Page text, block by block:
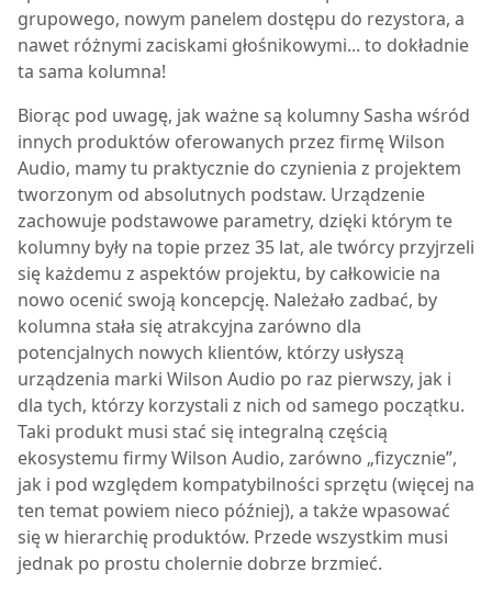
grupowego, nowym panelem dostępu do rezystora, a
nawet różnymi zaciskami głośnikowymi... to dokładnie
ta sama kolumna!
Biorąc pod uwagę, jak ważne są kolumny Sasha wśród
innych produktów oferowanych przez firmę Wilson
Audio, mamy tu praktycznie do czynienia z projektem
tworzonym od absolutnych podstaw. Urządzenie
zachowuje podstawowe parametry, dzięki którym te
kolumny były na topie przez 35 lat, ale twórcy przyjrzeli
się każdemu z aspektów projektu, by całkowicie na
nowo ocenić swoją koncepcję. Należało zadbać, by
kolumna stała się atrakcyjna zarówno dla
potencjalnych nowych klientów, którzy usłyszą
urządzenia marki Wilson Audio po raz pierwszy, jak i
dla tych, którzy korzystali z nich od samego początku.
Taki produkt musi stać się integralną częścią
ekosystemu firmy Wilson Audio, zarówno „fizycznie”,
jak i pod względem kompatybilności sprzętu (więcej na
ten temat powiem nieco później), a także wpasować
się w hierarchię produktów. Przede wszystkim musi
jednak po prostu cholernie dobrze brzmieć.